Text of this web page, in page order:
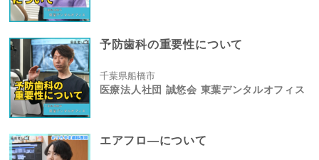
予防歯科の重要性について
千葉県船橋市
医療法人社団 誠悠会 東葉デンタルオフィス
エアフロ―について